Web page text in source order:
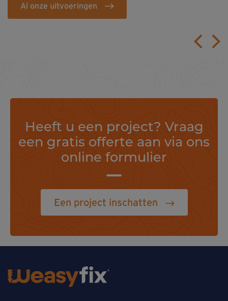
Al onze uitvoeringen
Heeft u een project? Vraag
een gratis offerte aan via ons
online formulier
Een project inschatten